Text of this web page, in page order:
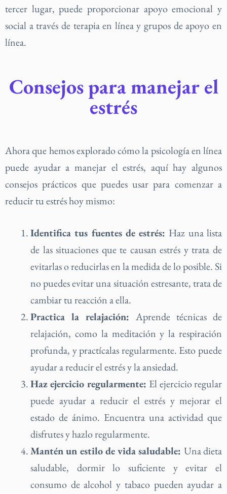
tercer lugar, puede proporcionar apoyo emocional y
social a través de terapia en línea y grupos de apoyo en
línea.
Consejos para manejar el
estrés
Ahora que hemos explorado cómo la psicología en línea
puede ayudar a manejar el estrés, aquí hay algunos
consejos prácticos que puedes usar para comenzar a
reducir tu estrés hoy mismo:
Identifica tus fuentes de estrés: Haz una lista
de las situaciones que te causan estrés y trata de
evitarlas o reducirlas en la medida de lo posible. Si
no puedes evitar una situación estresante, trata de
cambiar tu reacción a ella.
Practica la relajación: Aprende técnicas de
relajación, como la meditación y la respiración
profunda, y practícalas regularmente. Esto puede
ayudar a reducir el estrés y la ansiedad.
Haz ejercicio regularmente: El ejercicio regular
puede ayudar a reducir el estrés y mejorar el
estado de ánimo. Encuentra una actividad que
disfrutes y hazlo regularmente.
Mantén un estilo de vida saludable: Una dieta
saludable, dormir lo suficiente y evitar el
consumo de alcohol y tabaco pueden ayudar a